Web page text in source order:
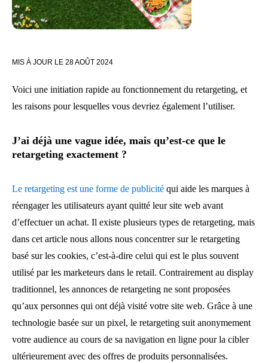
MIS À JOUR LE 28 AOÛT 2024
Voici une initiation rapide au fonctionnement du retargeting, et
les raisons pour lesquelles vous devriez également l’utiliser.
J’ai déjà une vague idée, mais qu’est-ce que le
retargeting exactement ?
Le retargeting est une forme de publicité qui aide les marques à
réengager les utilisateurs ayant quitté leur site web avant
d’effectuer un achat. Il existe plusieurs types de retargeting, mais
dans cet article nous allons nous concentrer sur le retargeting
basé sur les cookies, c’est-à-dire celui qui est le plus souvent
utilisé par les marketeurs dans le retail. Contrairement au display
traditionnel, les annonces de retargeting ne sont proposées
qu’aux personnes qui ont déjà visité votre site web. Grâce à une
technologie basée sur un pixel, le retargeting suit anonymement
votre audience au cours de sa navigation en ligne pour la cibler
ultérieurement avec des offres de produits personnalisées.